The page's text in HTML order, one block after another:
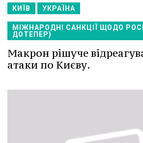
КИЇВ УКРАЇНА
МІЖНАРОДНІ САНКЦІЇ ЩОДО
ДОТЕПЕР)
Макрон рішуче
атаки по Києву.